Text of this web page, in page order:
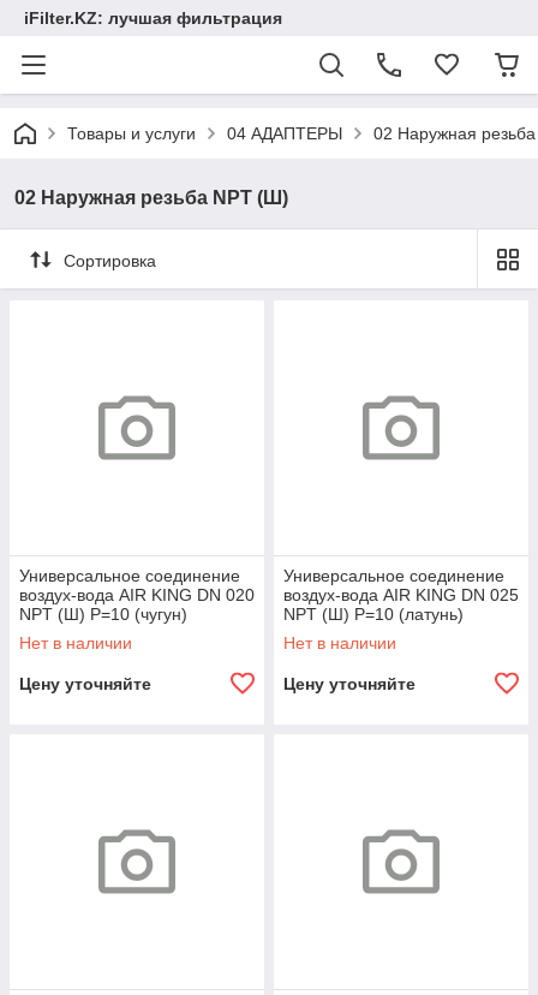
iFilter.KZ: лучшая фильтрация
Товары и услуги 04 АДАПТЕРЫ 02 Наружная
02 Наружная резьба NPT (Ш)
Сортировка
Универсальное соединение
воздух-вода AIR KING DN 020
NPT (Ш) P=10 (чугун)
Нет в наличии
Цену уточняйте
Универсальное соединение
воздух-вода AIR KING DN 025
NPT (Ш) P=10 (латунь)
Нет в наличии
Цену уточняйте